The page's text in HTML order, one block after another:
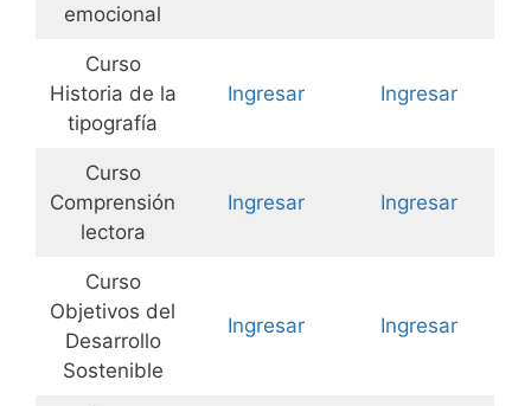
emocional
Curso
Historia de la
tipografía
Ingresar Ingresar
Curso
Comprensión
lectora
Ingresar Ingresar
Curso
Objetivos del
Desarrollo
Sostenible
Ingresar Ingresar